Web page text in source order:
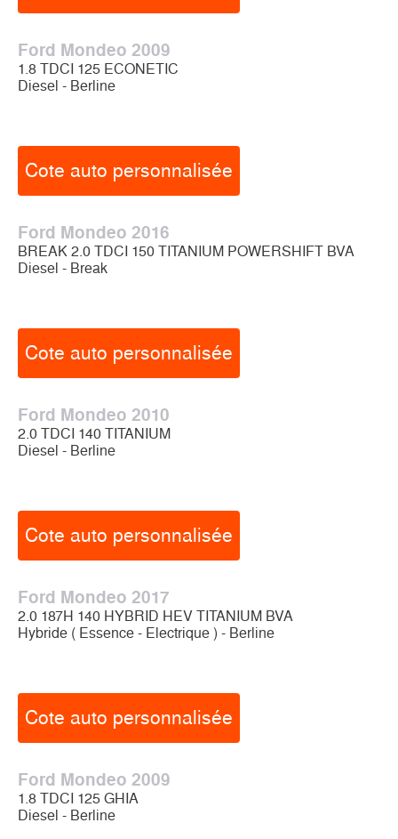
Ford Mondeo 2009
1.8 TDCI 125 ECONETIC
Diesel - Berline
Cote auto personnalisée
Ford Mondeo 2016
BREAK 2.0 TDCI 150 TITANIUM POWERSHIFT BVA
Diesel - Break
Cote auto personnalisée
Ford Mondeo 2010
2.0 TDCI 140 TITANIUM
Diesel - Berline
Cote auto personnalisée
Ford Mondeo 2017
2.0 187H 140 HYBRID HEV TITANIUM BVA
Hybride ( Essence - Electrique ) - Berline
Cote auto personnalisée
Ford Mondeo 2009
1.8 TDCI 125 GHIA
Diesel - Berline